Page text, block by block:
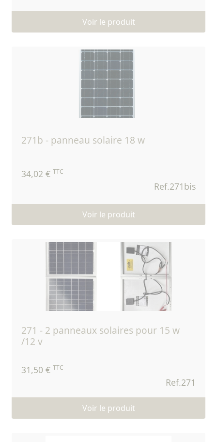
Voir le produit
271b - panneau solaire 18 w
34,02 € TTC
Ref.271bis
Voir le produit
271 - 2 panneaux solaires pour 15 w
/12 v
31,50 € TTC
Ref.271
Voir le produit